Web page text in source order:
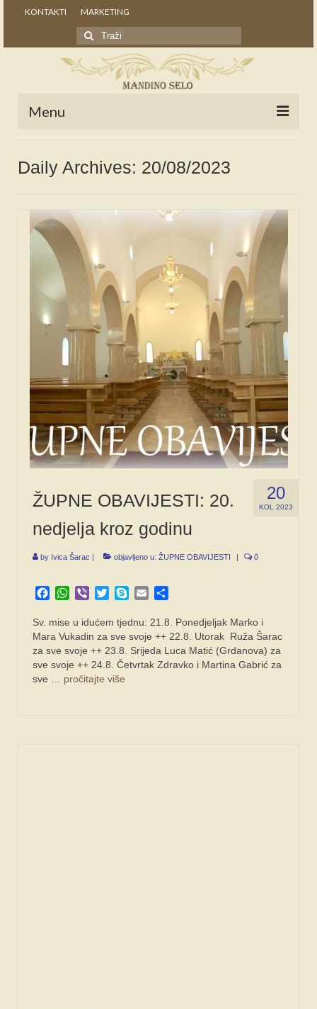
KONTAKTI MARKETING
Search
for:
Menu
NOVOSTI
STALNE RUBRIKE
NAŠA BAŠTINA
IZ ARHIVE
NAJAVE
SPONZORI
FORUM
Daily Archives: 20/08/2023
20
KOL 2023
ŽUPNE OBAVIJESTI: 20.
nedjelja kroz godinu
by Ivica Šarac objavljeno u: ŽUPNE OBAVIJESTI 0
Facebook
WhatsApp
Viber TwitterSkypeEmail
Sv. mise u idućem tjednu: 21.8. Ponedjeljak Marko i
Mara Vukadin za sve svoje ++ 22.8. Utorak Ruža Šarac
za sve svoje ++ 23.8. Srijeda Luca Matić (Grdanova) za
sve svoje ++ 24.8. Četvrtak Zdravko i Martina Gabrić za
sve … pročitajte više